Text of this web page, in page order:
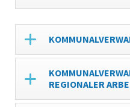
REGIONALER